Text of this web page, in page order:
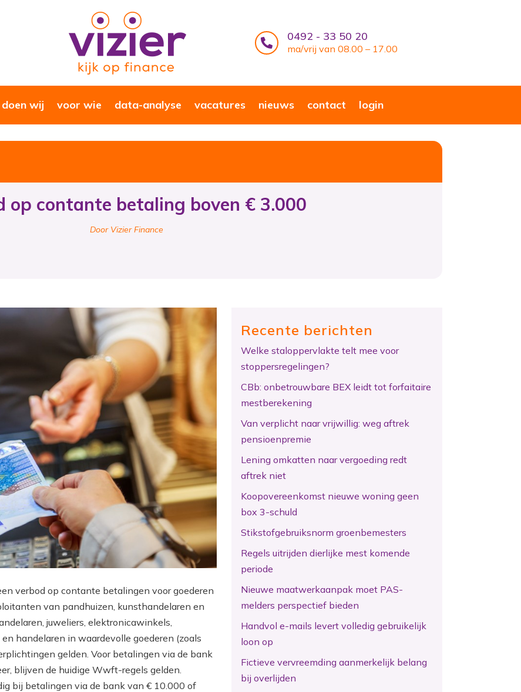
 0492 - 33 50 20
ma/vrij van 08.00 – 17.00
wij voor wie data-analyse vacatures nieuws contact login
op contante betaling boven € 3.000
Door Vizier Finance
verbod op contante betalingen voor goederen
van pandhuizen, kunsthandelaren en
juweliers, elektronicawinkels,
handelaren in waardevolle goederen (zoals
gelden. Voor betalingen via de bank
blijven de huidige Wwft-regels gelden.
bij betalingen via de bank van € 10.000 of
Recente berichten
Welke staloppervlakte telt mee voor
stoppersregelingen?
CBb: onbetrouwbare BEX leidt tot forfaitaire
mestberekening
Van verplicht naar vrijwillig: weg aftrek
pensioenpremie
Lening omkatten naar vergoeding redt
aftrek niet
Koopovereenkomst nieuwe woning geen
box 3-schuld
Stikstofgebruiksnorm groenbemesters
Regels uitrijden dierlijke mest komende
periode
Nieuwe maatwerkaanpak moet PAS-
melders perspectief bieden
Handvol e-mails levert volledig gebruikelijk
loon op
Fictieve vervreemding aanmerkelijk belang
bij overlijden